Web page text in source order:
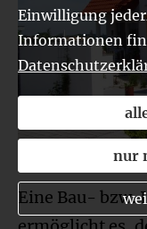
Eine Bau-
Einwilligung
Informationen
nur